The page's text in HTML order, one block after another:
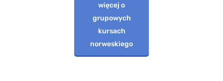
więcej o
grupowych
kursach
norweskiego